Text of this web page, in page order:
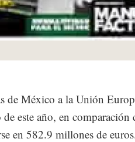
de México a la Unión
este año, en comparación
en 582.9 millones de